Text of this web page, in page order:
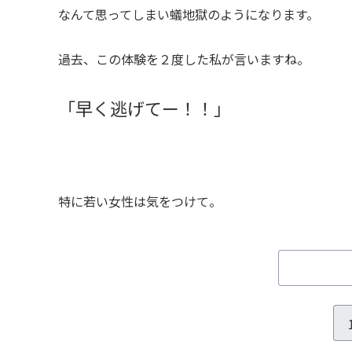
なんて思ってしまい蟻地獄のようになります。
過去、この体験を２度した私が言いますね。
「早く逃げてー！！」
特に若い女性は気をつけて。